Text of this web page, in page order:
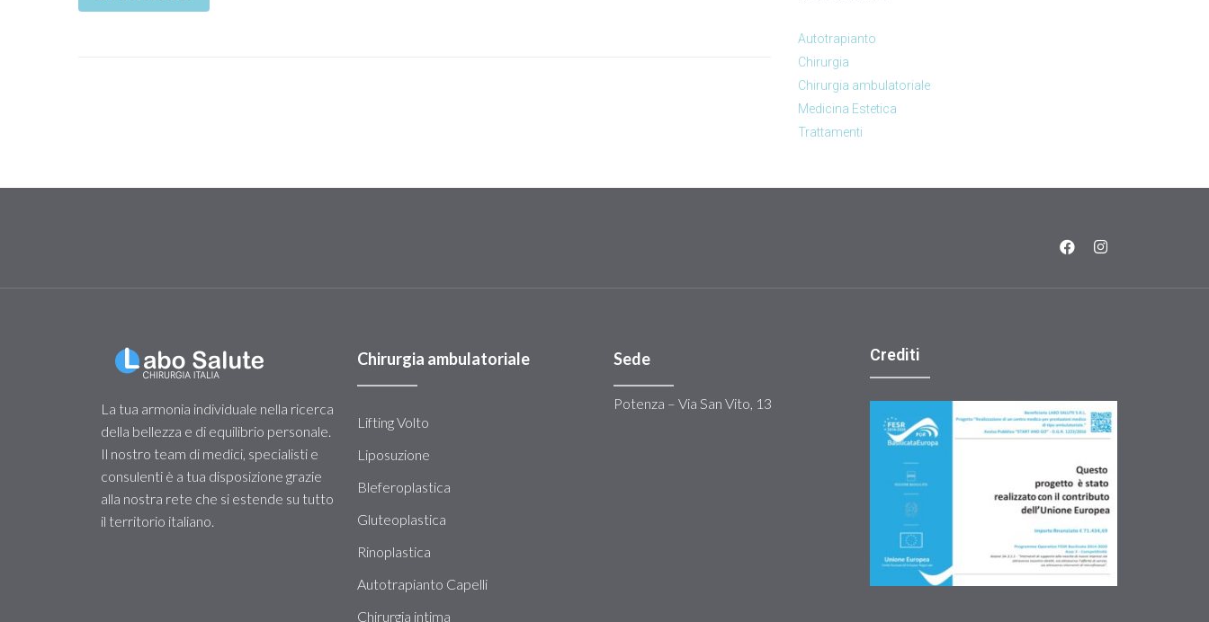
Autotrapianto
Chirurgia
Chirurgia ambulatoriale
Medicina Estetica
Trattamenti
La tua armonia individuale nella ricerca
della bellezza e di equilibrio personale.
Il nostro team di medici, specialisti e
consulenti è a tua disposizione grazie
alla nostra rete che si estende su tutto
il territorio italiano.
Chirurgia ambulatoriale
Lifting Volto
Liposuzione
Bleferoplastica
Gluteoplastica
Rinoplastica
Autotrapianto Capelli
Chirurgia intima
Sede
Potenza – Via San Vito, 13
Crediti